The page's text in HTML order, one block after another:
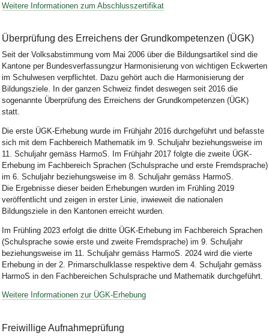
Weitere Informationen zum Abschlusszertifikat
Überprüfung des Erreichens der Grundkompetenzen (ÜGK)
Seit der Volksabstimmung vom Mai 2006 über die Bildungsartikel sind die
Kantone per Bundesverfassungzur Harmonisierung von wichtigen Eckwerten
im Schulwesen verpflichtet. Dazu gehört auch die Harmonisierung der
Bildungsziele. In der ganzen Schweiz findet deswegen seit 2016 die
sogenannte Überprüfung des Erreichens der Grundkompetenzen (ÜGK)
statt.
Die erste ÜGK‐Erhebung wurde im Frühjahr 2016 durchgeführt und befasste
sich mit dem Fachbereich Mathematik im 9. Schuljahr beziehungsweise im
11. Schuljahr gemäss HarmoS. Im Frühjahr 2017 folgte die zweite ÜGK‐
Erhebung im Fachbereich Sprachen (Schulsprache und erste Fremdsprache)
im 6. Schuljahr beziehungsweise im 8. Schuljahr gemäss HarmoS.
Die Ergebnisse dieser beiden Erhebungen wurden im Frühling 2019
veröffentlicht und zeigen in erster Linie, inwieweit die nationalen
Bildungsziele in den Kantonen erreicht wurden.
Im Frühling 2023 erfolgt die dritte ÜGK‐Erhebung im Fachbereich Sprachen
(Schulsprache sowie erste und zweite Fremdsprache) im 9. Schuljahr
beziehungsweise im 11. Schuljahr gemäss HarmoS. 2024 wird die vierte
Erhebung in der 2. Primarschulklasse respektive dem 4. Schuljahr gemäss
HarmoS in den Fachbereichen Schulsprache und Mathematik durchgeführt.
Weitere Informationen zur ÜGK-Erhebung
Freiwillige Aufnahmeprüfung